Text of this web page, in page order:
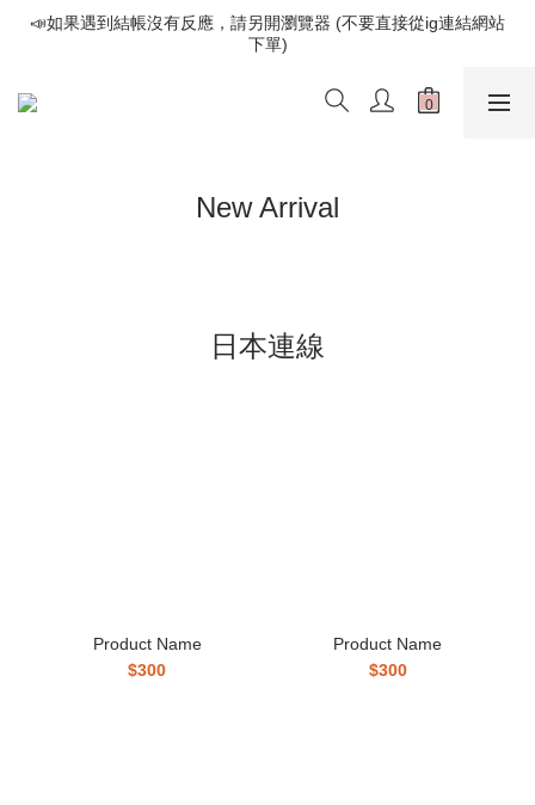
📣如果遇到結帳沒有反應，請另開瀏覽器 (不要直接從ig連結網站
下單)
📣如果遇到結帳沒有反應，請另開瀏覽器 (不要直接從ig連結網站
下單)
歡迎光臨૮⍝• ᴥ •⍝ა 新品請追蹤官方INSTAGRAM
New Arrival
日本連線
Product Name
$300
Product Name
$300